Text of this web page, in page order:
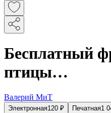
Бесплатный
птицы…
Валерий МиТ
Электронная120 ₽ Печатная1